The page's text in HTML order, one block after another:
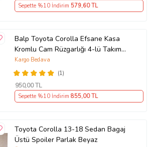
Sepette %10 İndirim 579,60 TL
Balp Toyota Corolla Efsane Kasa
Kromlu Cam Rüzgarlığı 4-lü Takım
1992-1998 Arası
(1)
Kargo Bedava
950,00 TL
Sepette %10 İndirim 855,00 TL
Toyota Corolla 13-18 Sedan Bagaj
Üstü Spoiler Parlak Beyaz